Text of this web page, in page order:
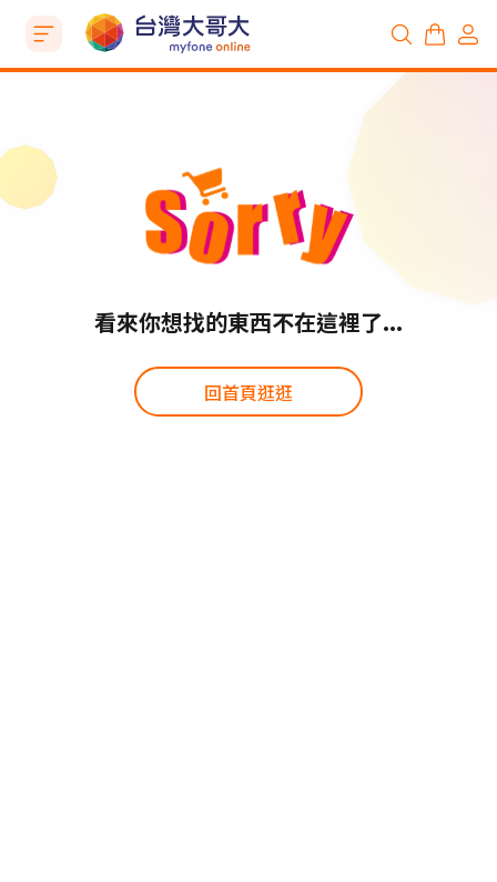
看來你想找的東西不在這裡了...
回首頁逛逛